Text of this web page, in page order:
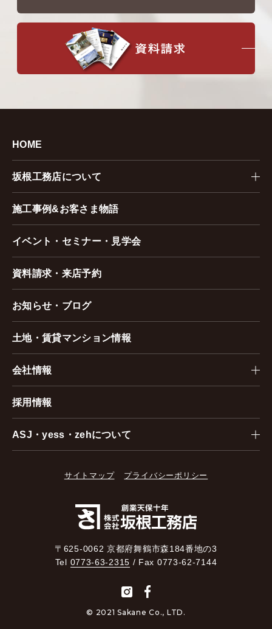
HOME
坂根工務店について
施工事例&お客さま物語
イベント・セミナー・見学会
資料請求・来店予約
お知らせ・ブログ
土地・賃貸マンション情報
会社情報
採用情報
ASJ・yess・zehについて
サイトマップ プライバシーポリシー
〒625-0062 京都府舞鶴市森184番地の3
Tel 0773-63-2315 / Fax 0773-62-7144
© 2021 Sakane Co., LTD.